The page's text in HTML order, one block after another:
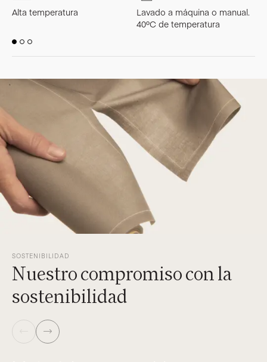
Alta temperatura
Lavado a máquina o manual.
40ºC de temperatura
SOSTENIBILIDAD
Nuestro compromiso con la
sostenibilidad